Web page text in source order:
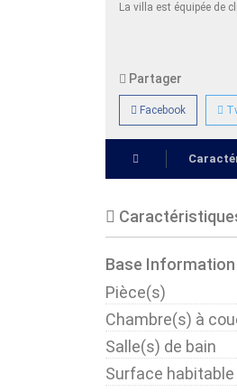
La villa est équipée de
Partager
Facebook
Base Information
Pièce(s)
Chambre(s) à
Salle(s) de bain
Surface habitable